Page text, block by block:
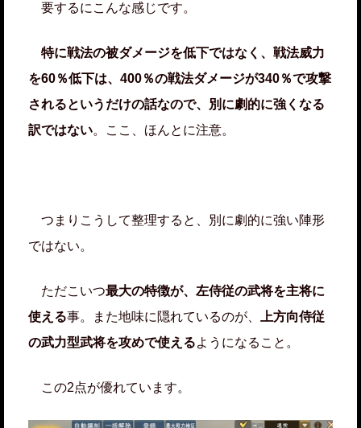
要するにこんな感じです。
特に戦法の被ダメージを低下ではなく、戦法威力
を60％低下は、400％の戦法ダメージが340％で攻撃
されるというだけの話なので、別に劇的に強くなる
訳ではない。ここ、ほんとに注意。
つまりこうして整理すると、別に劇的に強い陣形
ではない。
ただこいつ最大の特徴が、左侍従の武将を主将に
使える事。また地味に隠れているのが、
上方向侍従
の武力型武将を攻めで使えるようになること。
この2点が優れています。